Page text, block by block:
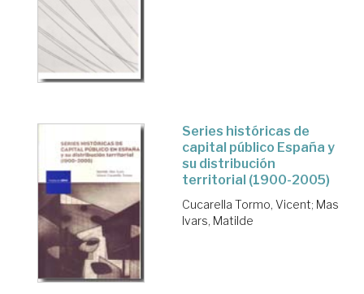
Series históricas de
capital público España y
su distribución
territorial (1900-2005)
Cucarella Tormo, Vicent; Mas
Ivars, Matilde